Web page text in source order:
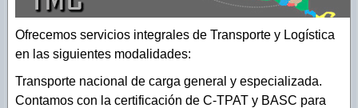
Plataforma Tipo Toldo IGLU
Dompe
Ofrecemos servicios integrales de Transporte y Logística
en las siguientes modalidades:
Transporte nacional de carga general y especializada.
Contamos con la certificación de C-TPAT y BASC para